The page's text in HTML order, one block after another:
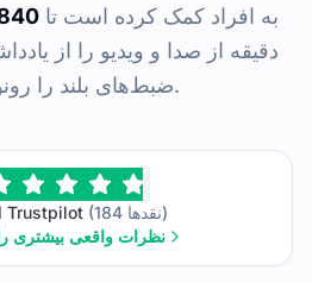
UniScribe به افراد کمک کرده است تا
دقیقه از صدا و ویدیو را از
ضبط‌های بلند را رونویسی کنند.
4.8 از 5 در Trustpilot
(184 نقدها)
نظرات واقعی بیشتری